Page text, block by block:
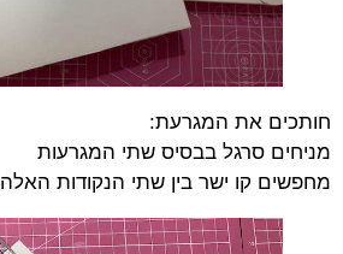
חותכים את המגרעת:
מניחים סרגל בבסיס שתי המגרעות
מחפשים קו ישר בין שתי הנקודות האלה